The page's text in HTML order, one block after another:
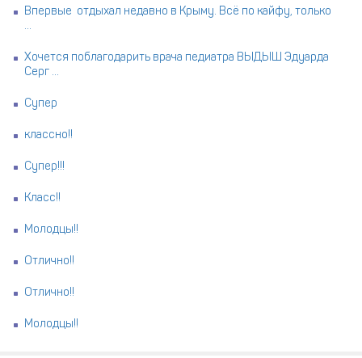
Впервые отдыхал недавно в Крыму. Всё по кайфу, только
...
Хочется поблагодарить врача педиатра ВЫДЫШ Эдуарда
Серг ...
Супер
классно!!
Супер!!!
Класс!!
Молодцы!!
Отлично!!
Отлично!!
Молодцы!!